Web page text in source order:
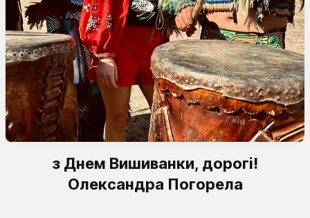
з Днем Вишиванки, дорогі!
Олександра Погорела